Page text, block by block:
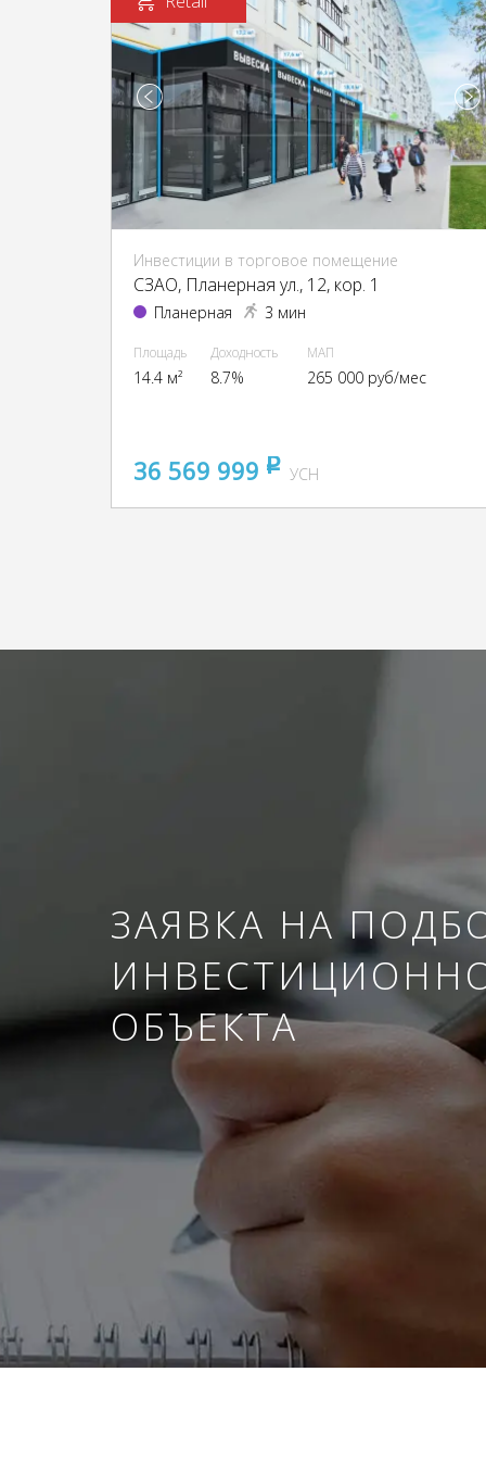
Инвестиции в торговое помещение
CЗАО, Планерная ул., 12, кор. 1
Планерная 3 мин
Площадь
14.4 м²
Доходность
8.7%
МАП
265 000 руб/мес
36 569 999 pуб
УСН
ЗАЯВКА НА
ОБЪЕКТА